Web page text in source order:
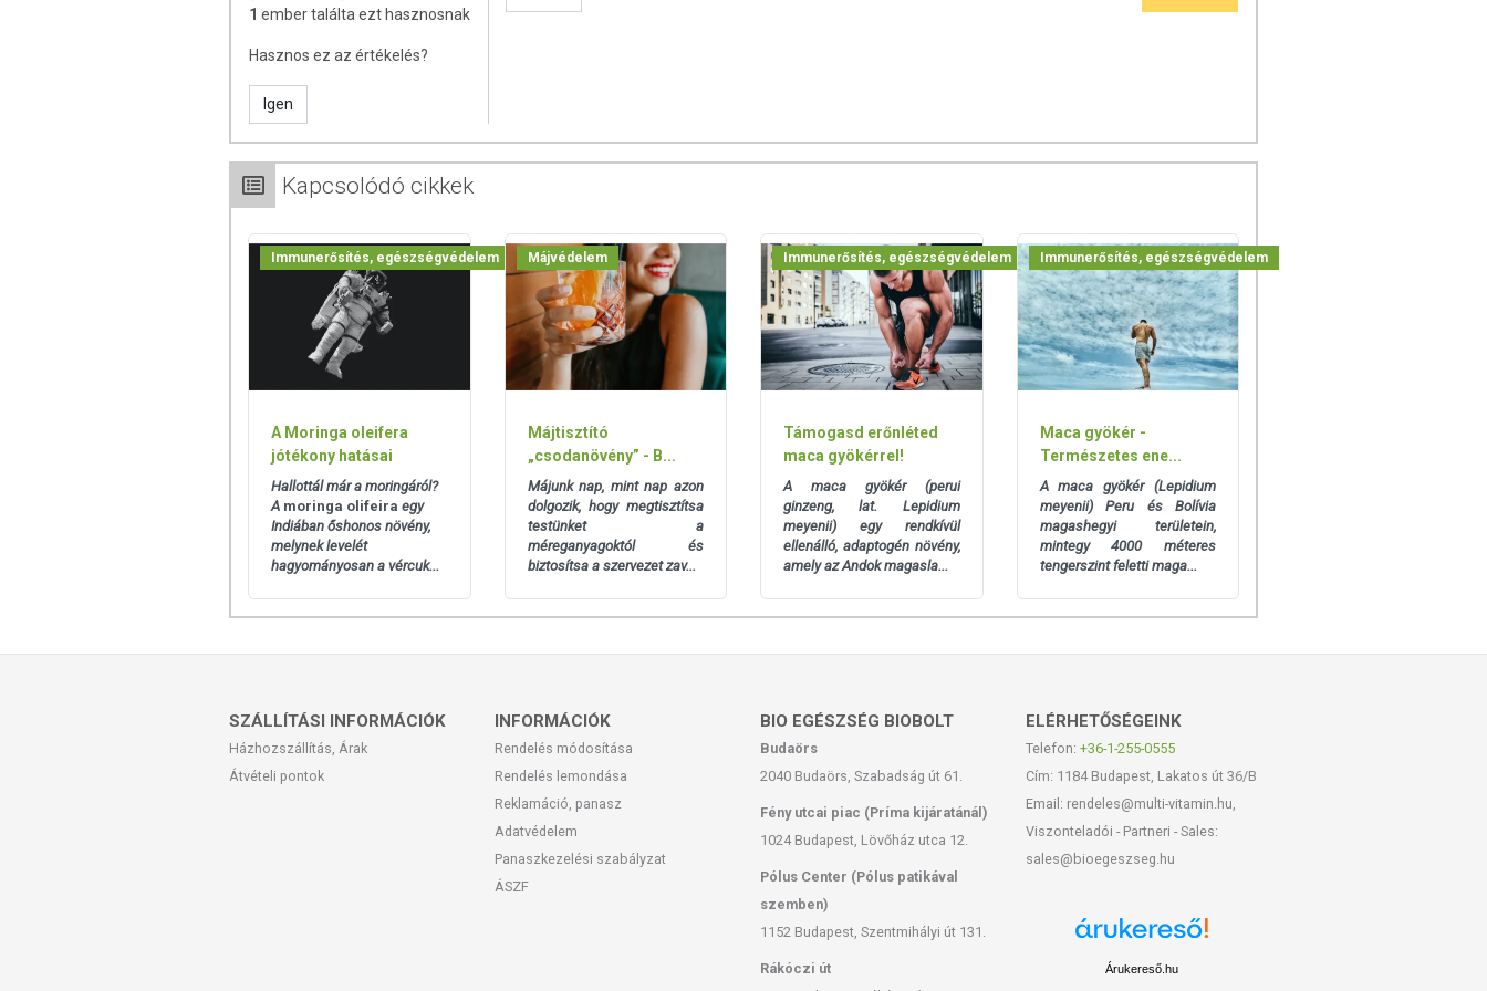
eltérő lehet, jelölésük, megjelenítésük, és reklámozásuk során nem engedélyezett a készítményeknek
1 ember találta ezt hasznosnak
Hasznos ez az értékelés?
Igen
Kapcsolódó cikkek
Immunerősítés, egészségvédelem
A Moringa oleifera
jótékony hatásai
Hallottál már a moringáról?
A moringa olifeira egy
Indiában őshonos növény,
melynek levelét
hagyományosan a vércuk...
Májvédelem
Májtisztító
„csodanövény” - B...
Májunk nap, mint nap azon
dolgozik, hogy megtisztítsa
testünket a
méreganyagoktól és
biztosítsa a szervezet zav...
Immunerősítés, egészségvédelem
Támogasd erőnléted
maca gyökérrel!
A maca gyökér (perui
ginzeng, lat. Lepidium
meyenii) egy rendkívül
ellenálló, adaptogén növény,
amely az Andok magasla...
Immunerősítés, egészségvédelem
Maca gyökér -
Természetes ene...
A maca gyökér (Lepidium
meyenii) Peru és Bolívia
magashegyi területein,
mintegy 4000 méteres
tengerszint feletti maga...
SZÁLLÍTÁSI INFORMÁCIÓK
Házhozszállítás, Árak
Átvételi pontok
INFORMÁCIÓK
Rendelés módosítása
Rendelés lemondása
Reklamáció, panasz
Adatvédelem
Panaszkezelési szabályzat
ÁSZF
BIO EGÉSZSÉG BIOBOLT
Budaörs
2040 Budaörs, Szabadság út 61.
Fény utcai piac (Príma kijáratánál)
1024 Budapest, Lövőház utca 12.
Pólus Center (Pólus patikával
szemben)
1152 Budapest, Szentmihályi út 131.
Rákóczi út
ELÉRHETŐSÉGEINK
Telefon: +36-1-255-0555
Cím: 1184 Budapest, Lakatos út 36/B
Email: rendeles@multi-vitamin.hu,
Viszonteladói - Partneri - Sales:
sales@bioegeszseg.hu
Árukereső.hu